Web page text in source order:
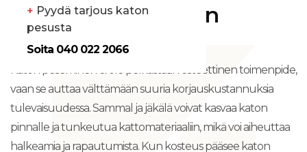
+ Pyydä tarjous katon
pesusta
Soita 040 022 2066
Miksi katon pesu on
tärkeää?
Katon peseminen ei ole pelkästään esteettinen toimenpide,
vaan se auttaa välttämään suuria korjauskustannuksia
tulevaisuudessa. Sammal ja jäkälä voivat kasvaa katon
pinnalle ja tunkeutua kattomateriaaliin, mikä voi aiheuttaa
halkeamia ja rapautumista. Kun kosteus pääsee katon